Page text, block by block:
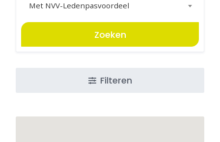
Met NVV-Ledenpasvoordeel
Zoeken
Filteren